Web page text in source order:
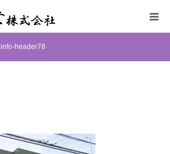
info-header78